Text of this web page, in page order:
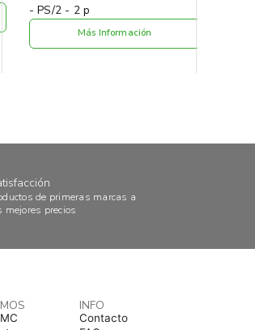
- PS/2 - 2 p
Más Información
de primeras marcas a
mejores precios
INFO
Contacto